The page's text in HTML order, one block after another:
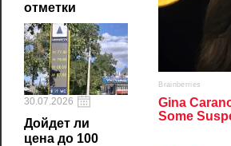
отметки
30.07.2026
Дойдет ли
цена до 100